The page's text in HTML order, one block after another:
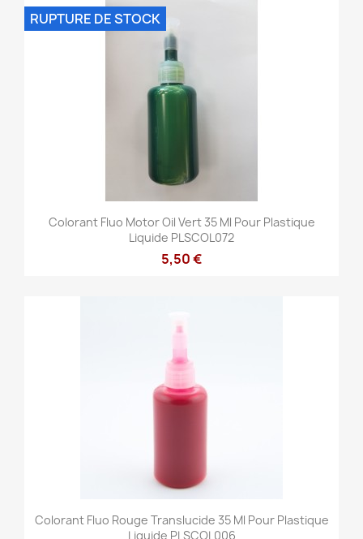
Colorant Fluo Motor Oil Vert 35 Ml Pour Plastique
Liquide PLSCOL072
5,50 €
RUPTURE DE STOCK
Colorant Fluo Rouge Translucide 35 Ml Pour Plastique
Liquide PLSCOL006